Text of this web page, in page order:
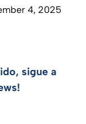
4, 2025
sigue a